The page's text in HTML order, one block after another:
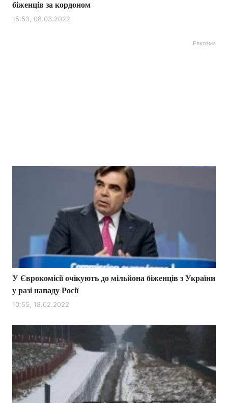
біженців за кордоном
15:53, 08.03.2022
Реклама
У Єврокомісії очікують до мільйона біженців з України
у разі нападу Росії
10:55, 18.02.2022